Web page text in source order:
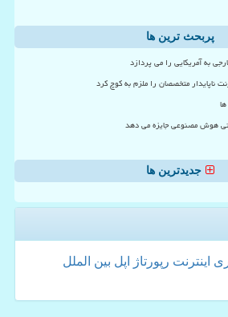
پربحث ترین ها
به آمریکایی را می پردازد
ناپایدار متخصصان را ملزم به کوچ کرد
هوش مصنوعی جایزه می دهد
جدیدترین ها
اینترنت رپورتاژ اپل بین الملل